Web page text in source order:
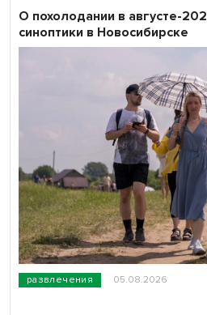
развлечения 05.08.2026
О похолодании в августе-
синоптики в Новосибирске